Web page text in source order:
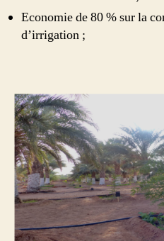
Economie de 80 % sur la
d’irrigation ;